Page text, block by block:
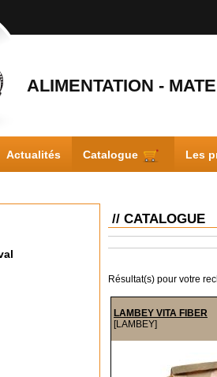
ALIMENTATION -
Actualités Catalogue Les
// CATALOGUE
Résultat(s) pour votre
LAMBEY VITA FIBER
[LAMBEY]